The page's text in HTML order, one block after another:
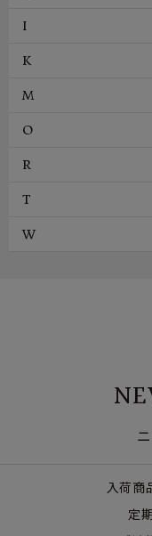
I
K
M
O
R
T
W
入荷商
定